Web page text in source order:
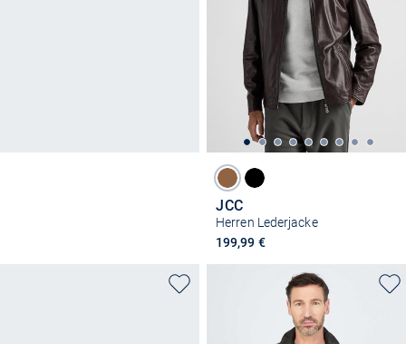
JCC
Herren Lederjacke
199,99 €